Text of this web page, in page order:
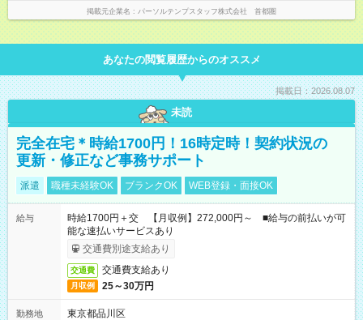
掲載元企業名 パーソルテンプスタッフ株式会社 首都圏
あなたの閲覧履歴からのオススメ
掲載日：2026.08.07
未読
完全在宅＊時給1700円！16時定時！契約状況の
更新・修正など事務サポート
派遣 職種未経験OK ブランクOK WEB登録・面接OK
給与
時給1700円＋交 【月収例】272,000円～ ■給与の前払いが可
能な速払いサービスあり
交通費別途支給あり
交通費 交通費支給あり
月収例 25～30万円
勤務地
東京都品川区